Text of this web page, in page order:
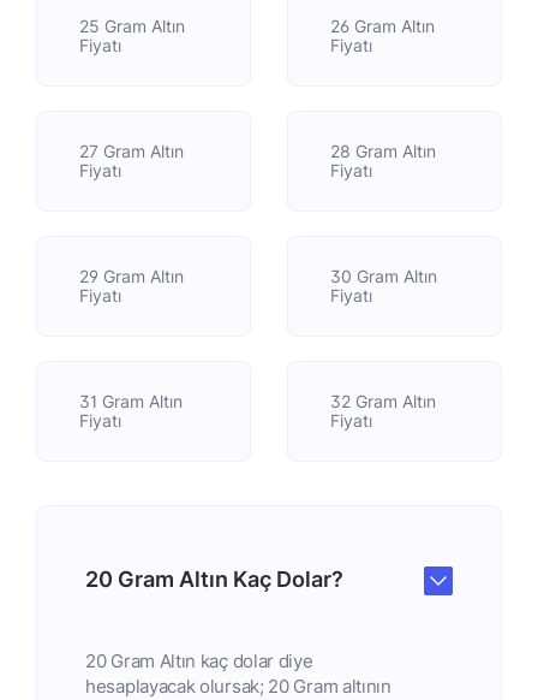
25 Gram Altın
Fiyatı
26 Gram Altın
Fiyatı
27 Gram Altın
Fiyatı
28 Gram Altın
Fiyatı
29 Gram Altın
Fiyatı
30 Gram Altın
Fiyatı
31 Gram Altın
Fiyatı
32 Gram Altın
Fiyatı
20 Gram Altın Kaç Dolar?
20 Gram Altın kaç dolar diye
hesaplayacak olursak; 20 Gram altının